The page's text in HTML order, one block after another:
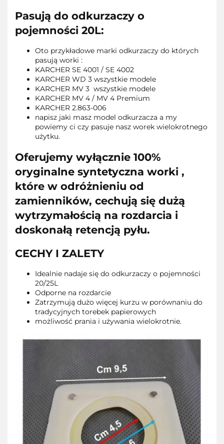
Pasują do odkurzaczy o
pojemności 20L:
Oto przykładowe marki odkurzaczy do których
pasują worki :
KARCHER SE 4001 / SE 4002
KARCHER WD 3 wszystkie modele
KARCHER MV 3 wszystkie modele
KARCHER MV 4 / MV 4 Premium
KARCHER 2.863-006
napisz jaki masz model odkurzacza a my
powiemy ci czy pasuje nasz worek wielokrotnego
użytku.
Oferujemy wyłącznie 100%
oryginalne syntetyczna worki ,
które w odróżnieniu od
zamienników, cechują się dużą
wytrzymałością na rozdarcia i
doskonałą retencją pyłu.
CECHY I ZALETY
Idealnie nadaje się do odkurzaczy o pojemności
20/25L
Odporne na rozdarcie
Zatrzymują dużo więcej kurzu w porównaniu do
tradycyjnych torebek papierowych
możliwość prania i używania wielokrotnie.